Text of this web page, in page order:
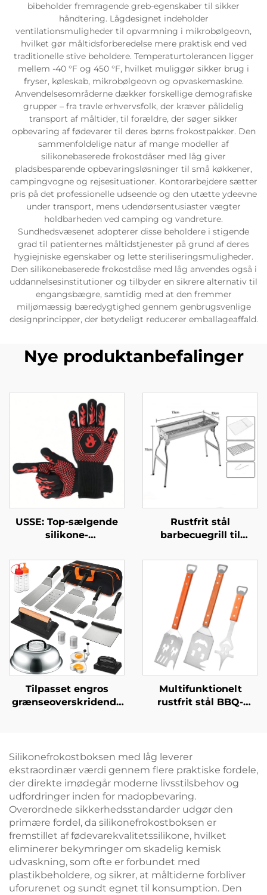
bibeholder fremragende greb-egenskaber til sikker
håndtering. Lågdesignet indeholder
ventilationsmuligheder til opvarmning i mikrobølgeovn,
hvilket gør måltidsforberedelse mere praktisk end ved
traditionelle stive beholdere. Temperaturtolerancen ligger
mellem -40 °F og 450 °F, hvilket muliggør sikker brug i
fryser, køleskab, mikrobølgeovn og opvaskemaskine.
Anvendelsesområderne dækker forskellige demografiske
grupper – fra travle erhvervsfolk, der kræver pålidelig
transport af måltider, til forældre, der søger sikker
opbevaring af fødevarer til deres børns frokostpakker. Den
sammenfoldelige natur af mange modeller af
silikonebaserede frokostdåser med låg giver
pladsbesparende opbevaringsløsninger til små køkkener,
campingvogne og rejsesituationer. Kontorarbejdere sætter
pris på det professionelle udseende og den utætte ydeevne
under transport, mens udendørsentusiaster vægter
holdbarheden ved camping og vandreture.
Sundhedsvæsenet adopterer disse beholdere i stigende
grad til patienternes måltidstjenester på grund af deres
hygiejniske egenskaber og lette steriliseringsmuligheder.
Den silikonebaserede frokostdåse med låg anvendes også i
uddannelsesinstitutioner og tilbyder en sikrere alternativ til
engangsbægre, samtidig med at den fremmer
miljømæssig bæredygtighed gennem genbrugsvenlige
designprincipper, der betydeligt reducerer emballageaffald.
Nye produktanbefalinger
USSE: Top-sælgende
silikone-
BBQ og ovn med høj
temperaturbestandighed,
ildfast varmeisolering
og LFGB-certificering
Rustfrit stål
barbecuegrill til
forstærket barbecue-
rack til hjemmebrug,
kulbaseret
barbecuegrill til
udendørs brug,
udendørs redskaber til
kulgrillning
Tilpasset engros
grænseoverskridende
spadeværktøjssæt
Multifunktionelt
rustfrit stål BBQ-
træhåndtag
bestående af gaffel og
spatula
Silikonefrokostboksen med låg leverer
ekstraordinær værdi gennem flere praktiske fordele,
der direkte imødegår moderne livsstilsbehov og
udfordringer inden for madopbevaring.
Overordnede sikkerhedsstandarder udgør den
primære fordel, da silikonefrokostboksen er
fremstillet af fødevarekvalitetssilikone, hvilket
eliminerer bekymringer om skadelig kemisk
udvaskning, som ofte er forbundet med
plastikbeholdere, og sikrer, at måltiderne forbliver
uforurenet og sundt egnet til konsumption. Den